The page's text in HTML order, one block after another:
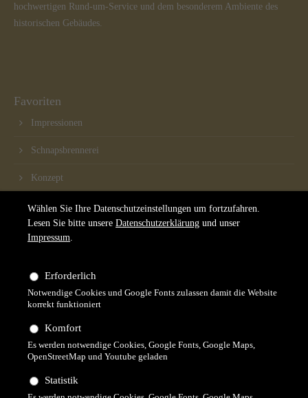
hochwertigen Rund-um-Service und dem besonderem Ambiente des
historischen Gebäudes.
Favoriten
Impressionen
Schnapsbrennerei
Konzept
Partner
Kontakt
Marktplatz 10
79733 Görwihl
Tel.: +49 (0)7754/8214216
Wählen Sie Ihre Datenschutzeinstellungen um fortzufahren.
Lesen Sie bitte unsereDatenschutzerklärung und unser
Impressum.
Erforderlich
Notwendige Cookies und Google Fonts zulassen damit die Website
korrekt funktioniert
Komfort
Es werden notwendige Cookies, Google Fonts, Google Maps,
OpenStreetMap und Youtube geladen
Statistik